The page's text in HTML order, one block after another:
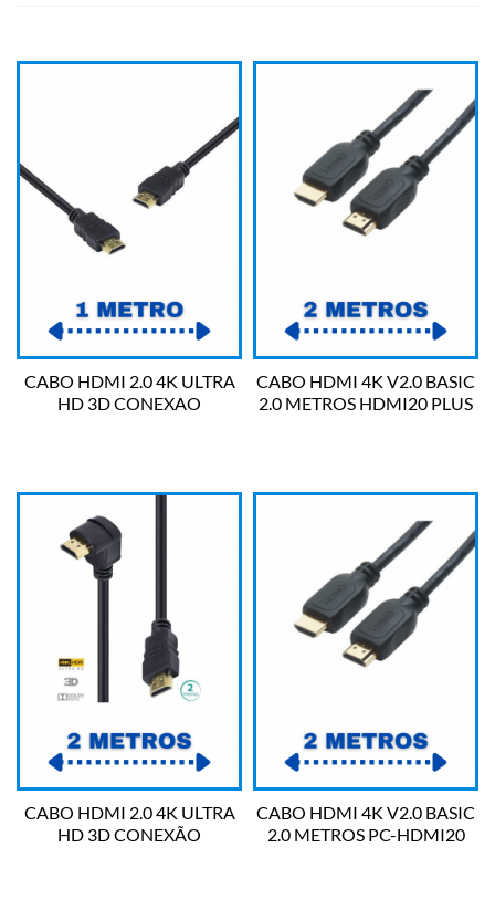
CABO HDMI 2.0 4K ULTRA
HD 3D CONEXAO
CABO HDMI 4K V2.0 BASIC
2.0 METROS HDMI20 PLUS
CABO HDMI 2.0 4K ULTRA
HD 3D CONEXÃO
CABO HDMI 4K V2.0 BASIC
2.0 METROS PC-HDMI20